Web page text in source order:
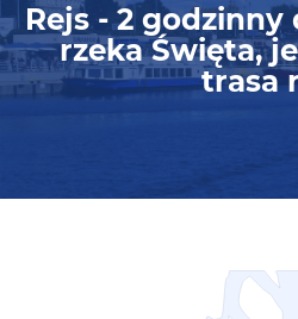
Rejs - 2
rzeka Święta,
trasa